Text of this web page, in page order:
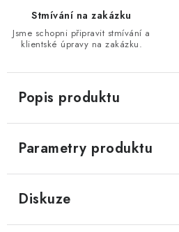
Stmívání na zakázku
Jsme schopni připravit stmívání a
klientské úpravy na zakázku.
Popis produktu
Parametry produktu
Diskuze